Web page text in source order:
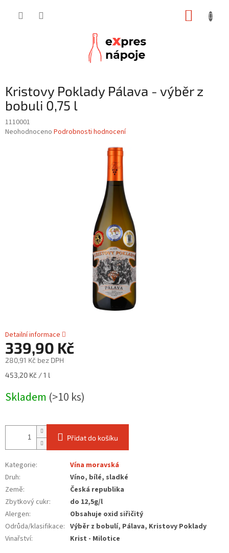
Kristovy Poklady Pálava - výběr z
bobuli 0,75 l
1110001
Průměrné
Neohodnoceno Podrobnosti hodnocení
Detailní informace
339,90 Kč
280,91 Kč bez DPH
Měrná
453,20 Kč / 1 l
Skladem (>10 ks)
Přidat do košíku
Kategorie:
Vína moravská
Druh:
Víno, bílé, sladké
Země:
Česká republika
Zbytkový cukr:
do 12,5g/l
Alergen:
Obsahuje oxid siřičitý
Odrůda/klasifikace: Výběr z bobulí, Pálava, Kristovy Poklady
Vinařství:
Krist - Milotice